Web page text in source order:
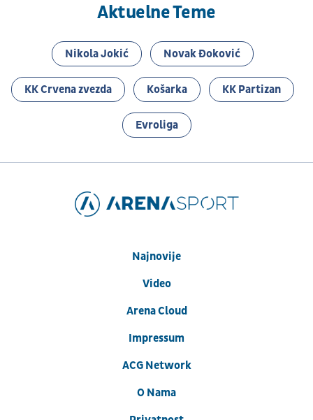
Aktuelne Teme
Nikola Jokić Novak Đoković
KK Crvena zvezda Košarka KK Partizan
Evroliga
Najnovije
Video
Arena Cloud
Impressum
ACG Network
O Nama